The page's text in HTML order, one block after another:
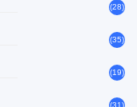
(28)
(35)
(19)
(31)